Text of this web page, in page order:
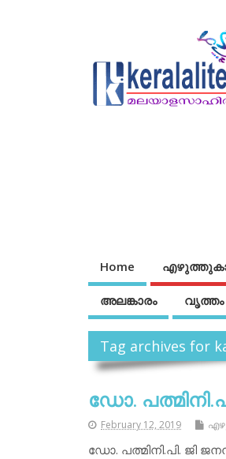
Home
അലങ്കാരം വൃത്തം
Tag archives for
ഡോ.
February 12, 2019
ഡോ. പത്മിനി.പി. ജി